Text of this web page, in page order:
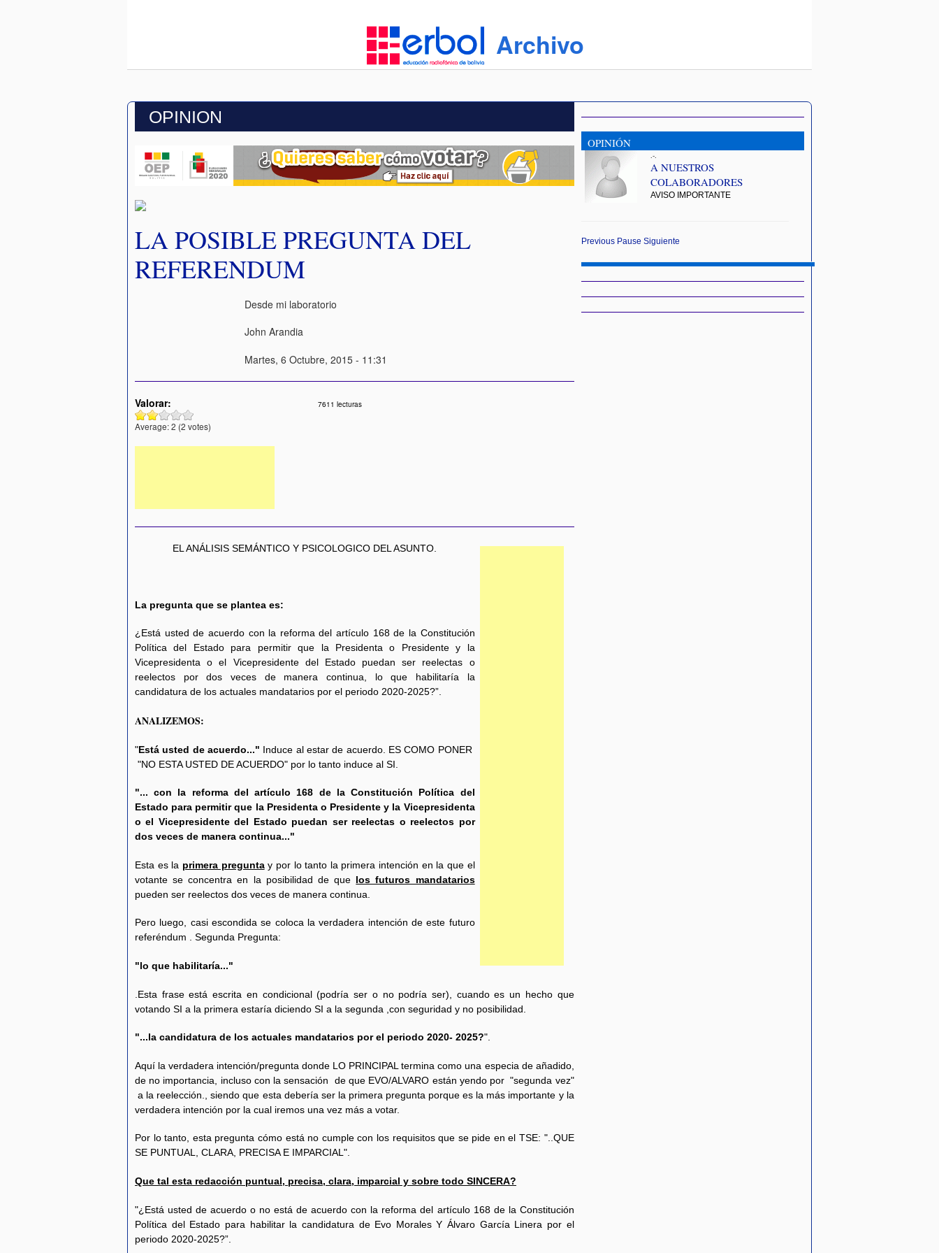
Archivo
OPINION
LA POSIBLE PREGUNTA DEL
REFERENDUM
Desde mi laboratorio
John Arandia
Martes, 6 Octubre, 2015 - 11:31
Valorar:
Average:2 (2 votes)
7611 lecturas
EL ANÁLISIS SEMÁNTICO Y PSICOLOGICO DEL ASUNTO.
La pregunta que se plantea es:
¿Está usted de acuerdo con la reforma del artículo 168 de la Constitución
Política del Estado para permitir que la Presidenta o Presidente y la
Vicepresidenta o el Vicepresidente del Estado puedan ser reelectas o
reelectos por dos veces de manera continua, lo que habilitaría la
candidatura de los actuales mandatarios por el periodo 2020-2025?”.
ANALIZEMOS:
"Está usted de acuerdo..." Induce al estar de acuerdo. ES COMO PONER
"NO ESTA USTED DE ACUERDO" por lo tanto induce al SI.
"... con la reforma del artículo 168 de la Constitución Política del
Estado para permitir que la Presidenta o Presidente y la Vicepresidenta
o el Vicepresidente del Estado puedan ser reelectas o reelectos por
dos veces de manera continua..."
Esta es la primera preguntay por lo tanto la primera intención en la que el
votante se concentra en la posibilidad de que los futuros mandatarios
pueden ser reelectos dos veces de manera continua.
Pero luego, casi escondida se coloca la verdadera intención de este futuro
referéndum . Segunda Pregunta:
"lo que habilitaría..."
.Esta frase está escrita en condicional (podría ser o no podría ser), cuando es un hecho que
votando SI a la primera estaría diciendo SI a la segunda ,con seguridad y no posibilidad.
"...la candidatura de los actuales mandatarios por el periodo 2020- 2025?".
Aquí la verdadera intención/pregunta donde LO PRINCIPAL termina como una especia de añadido,
de no importancia, incluso con la sensación de que EVO/ALVARO están yendo por "segunda vez"
a la reelección., siendo que esta debería ser la primera pregunta porque es la más importante y la
verdadera intención por la cual iremos una vez más a votar.
Por lo tanto, esta pregunta cómo está no cumple con los requisitos que se pide en el TSE: "..QUE
SE PUNTUAL, CLARA, PRECISA E IMPARCIAL".
Que tal esta redacción puntual, precisa, clara, imparcial y sobre todo SINCERA?
"¿Está usted de acuerdo o no está de acuerdo con la reforma del artículo 168 de la Constitución
Política del Estado para habilitar la candidatura de Evo Morales Y Álvaro García Linera por el
periodo 2020-2025?”.
OPINIÓN
.-.
A NUESTROS
COLABORADORES
AVISO IMPORTANTE
Previous Pause Siguiente